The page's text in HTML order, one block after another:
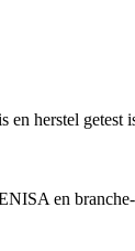
en herstel getest
en